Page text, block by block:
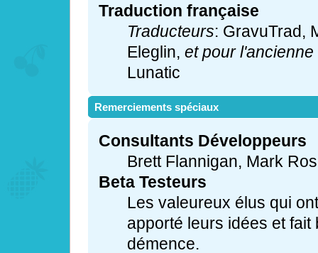
Traduction française
Traducteurs: GravuTrad,
Eleglin, et pour
Lunatic
Remerciements spéciaux
Consultants Développeurs
Brett Flannigan, Mark
Beta Testeurs
Les valeureux élus qui
apporté leurs idées et
démence.